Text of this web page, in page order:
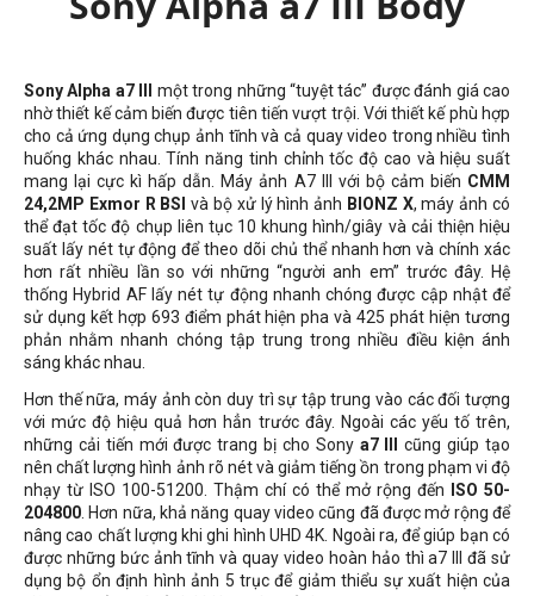
Sony Alpha a7 III
một trong những “tuyệt tác” được đánh giá cao
nhờ thiết kế cảm biến được tiên tiến vượt trội. Với thiết kế phù hợp
cho cả ứng dụng chụp ảnh tĩnh và cả quay video trong nhiều tình
huống khác nhau. Tính năng tinh chỉnh tốc độ cao và hiệu suất
mang lại cực kì hấp dẫn. Máy ảnh A7 III với bộ cảm biến CMM
24,2MP Exmor R BSI và bộ xử lý hình ảnh BIONZ X, máy ảnh có
thể đạt tốc độ chụp liên tục 10 khung hình/giây và cải thiện hiệu
suất lấy nét tự động để theo dõi chủ thể nhanh hơn và chính xác
hơn rất nhiều lần so với những “người anh em” trước đây. Hệ
thống Hybrid AF lấy nét tự động nhanh chóng được cập nhật để
sử dụng kết hợp 693 điểm phát hiện pha và 425 phát hiện tương
phản nhằm nhanh chóng tập trung trong nhiều điều kiện ánh
sáng khác nhau.
Hơn thế nữa, máy ảnh còn duy trì sự tập trung vào các đối tượng
với mức độ hiệu quả hơn hẳn trước đây. Ngoài các yếu tố trên,
những cải tiến mới được trang bị cho Sony a7 III
cũng giúp tạo
nên chất lượng hình ảnh rõ nét và giảm tiếng ồn trong phạm vi độ
nhạy từ ISO 100-51200. Thậm chí có thể mở rộng đến
ISO 50-
204800 . Hơn nữa, khả năng quay video cũng đã được mở rộng để
nâng cao chất lượng khi ghi hình UHD 4K. Ngoài ra, để giúp bạn có
được những bức ảnh tĩnh và quay video hoàn hảo thì a7 III đã sử
dụng bộ ổn định hình ảnh 5 trục để giảm thiểu sự xuất hiện của